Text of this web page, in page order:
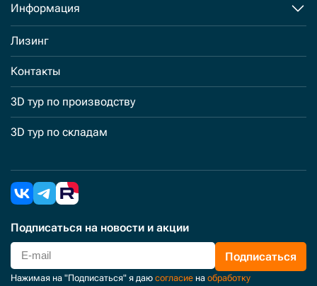
Информация
Лизинг
Контакты
3D тур по производству
3D тур по складам
Подписаться на новости и акции
Подписаться
Нажимая на "Подписаться" я даю согласие на обработку